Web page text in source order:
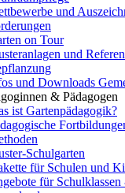
und
on Tour
und
und Downloads
& Pädagogen
ist Gartenpädagogik?
Schulgarten
für Schulen und
für